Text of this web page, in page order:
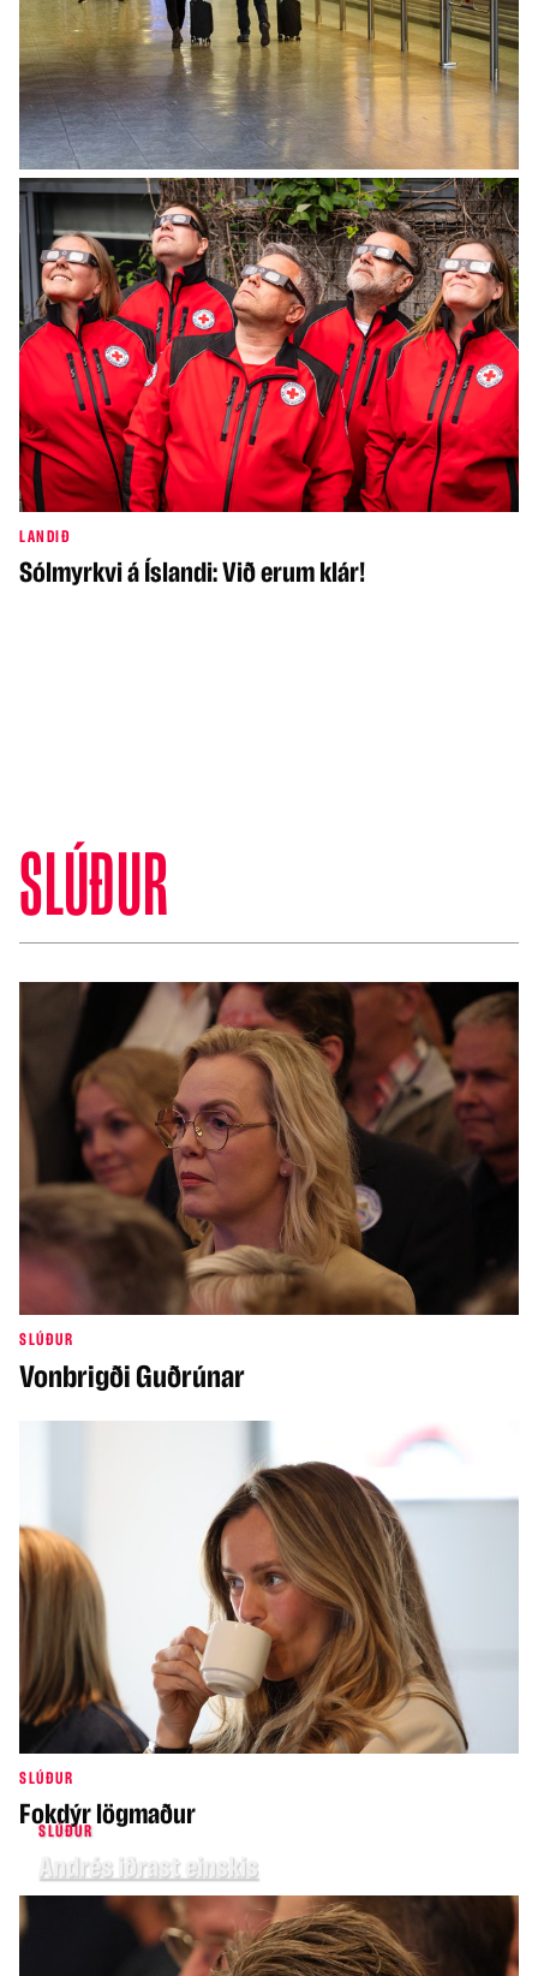
INNLENT
Breytingar í grunnskólum Íslands verða
innleiddar í tveimur áföngum
LANDIÐ
Sólmyrkvi á Íslandi: Við erum klár!
SLÚÐUR
SLÚÐUR
Vonbrigði Guðrúnar
SLÚÐUR
Fokdýr lögmaður
SLÚÐUR
Andrés iðrast einskis